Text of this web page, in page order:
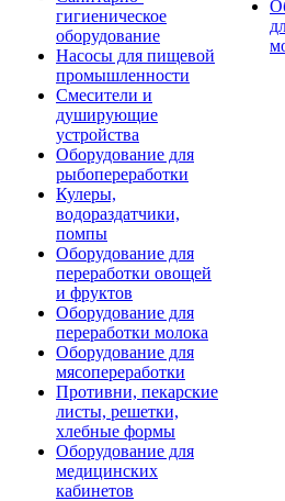
гигиеническое
оборудование
Насосы для пищевой
промышленности
Смесители и
душирующие
устройства
Оборудование для
рыбопереработки
Кулеры,
водораздатчики,
помпы
Оборудование для
переработки овощей
и фруктов
Оборудование для
переработки молока
Оборудование для
мясопереработки
Противни, пекарские
листы, решетки,
хлебные формы
Оборудование для
медицинских
кабинетов